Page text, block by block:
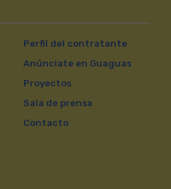
Perfil del contratante
Anúnciate en Guaguas
Proyectos
Sala de prensa
Contacto